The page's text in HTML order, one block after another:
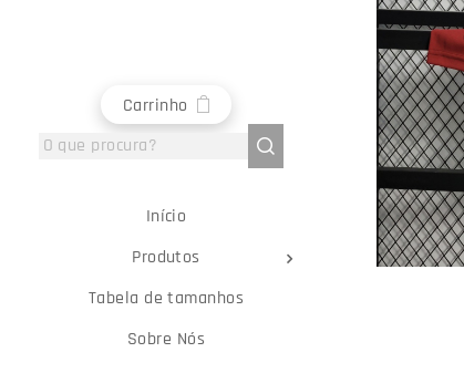
Carrinho
Início
Produtos
Tabela de tamanhos
Sobre Nós